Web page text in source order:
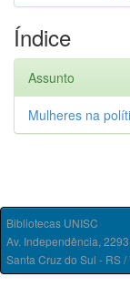
Índice
Assunto
Mulheres na
Bibliotecas UNISC
Av. Independência,
Santa Cruz do Sul - RS